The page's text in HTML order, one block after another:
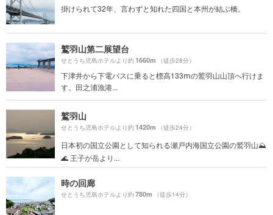
掛けられて32年、言わずと知れた四国と本州が結ぶ橋。
鷲羽山第二展望台
せとうち児島ホテルより約1660m （徒歩28分）
下津井から下電バスに乗ると標高133ⅿの鷲羽山山頂へ行けま
す。田之浦漁港...
鷲羽山
せとうち児島ホテルより約1420m （徒歩24分）
日本初の国立公園として知られる瀬戸内海国立公園の鷲羽山⛰
🌊 王子が岳より...
時の回廊
せとうち児島ホテルより約780m （徒歩14分）